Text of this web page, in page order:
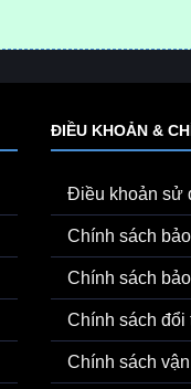
ĐIỀU KHOẢN &
Điều khoản sử
Chính sách
Chính sách
Chính sách đổi
Chính sách